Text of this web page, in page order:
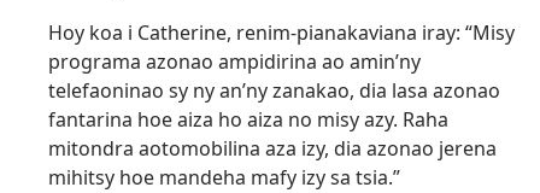
Hoy koa i Catherine, renim-pianakaviana iray: “Misy
programa azonao ampidirina ao amin’ny
telefaoninao sy ny an’ny zanakao, dia lasa azonao
fantarina hoe aiza ho aiza no misy azy. Raha
mitondra aotomobilina aza izy, dia azonao jerena
mihitsy hoe mandeha mafy izy sa tsia.”